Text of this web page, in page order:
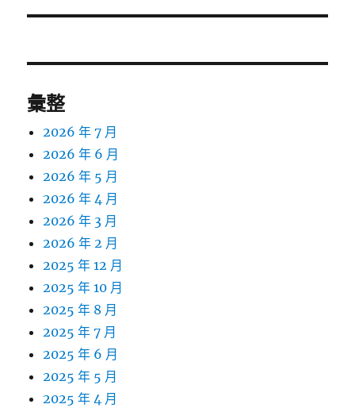
文
彙整
2026 年 7 月
2026 年 6 月
2026 年 5 月
2026 年 4 月
2026 年 3 月
2026 年 2 月
2025 年 12 月
2025 年 10 月
2025 年 8 月
2025 年 7 月
2025 年 6 月
2025 年 5 月
2025 年 4 月